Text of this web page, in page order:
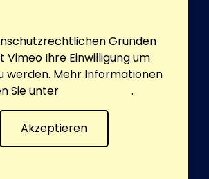
Gründen
Vimeo Ihre Einwilligung um
werden. Mehr Informationen
Sie unter
.
Akzeptieren